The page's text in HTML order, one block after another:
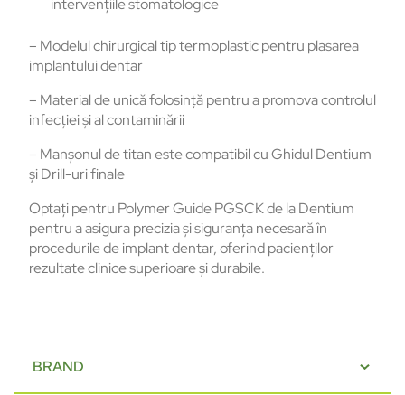
intervențiile stomatologice
– Modelul chirurgical tip termoplastic pentru plasarea
implantului dentar
– Material de unică folosință pentru a promova controlul
infecției și al contaminării
– Manșonul de titan este compatibil cu Ghidul Dentium
și Drill-uri finale
Optați pentru Polymer Guide PGSCK de la Dentium
pentru a asigura precizia și siguranța necesară în
procedurile de implant dentar, oferind pacienților
rezultate clinice superioare și durabile.
BRAND